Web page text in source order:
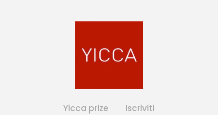
Yicca prize Iscriviti